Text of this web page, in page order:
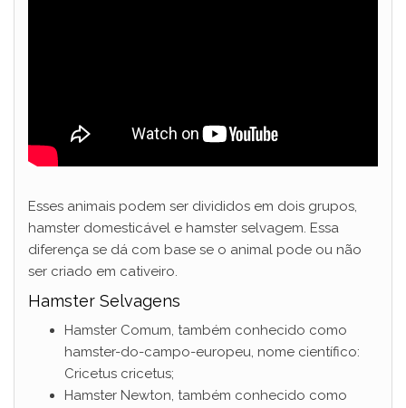
Esses animais podem ser divididos em dois grupos,
hamster domesticável e hamster selvagem. Essa
diferença se dá com base se o animal pode ou não
ser criado em cativeiro.
Hamster Selvagens
Hamster Comum, também conhecido como
hamster-do-campo-europeu, nome científico:
Cricetus cricetus;
Hamster Newton, também conhecido como